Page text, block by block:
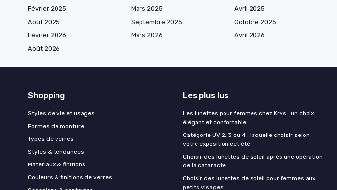
Février 2025
Mars 2025 Avril 2025
Août 2025
Septembre 2025 Octobre 2025
Février 2026
Mars 2026 Avril 2026
Août 2026
Shopping
Styles de vie et usages
Formes de monture
Types de verres
Styles & tendances
Matériaux & finitions
Couleurs & finitions de verres
Les plus lus
Les lunettes pour femmes chez Krys : un choix
élégant et confortable
Catégorie UV 2, 3 ou 4 : laquelle choisir selon
votre exposition cet été
Choisir des lunettes de soleil après une opération
de la cataracte
Choisir des lunettes de soleil pour femmes aux
petits visages